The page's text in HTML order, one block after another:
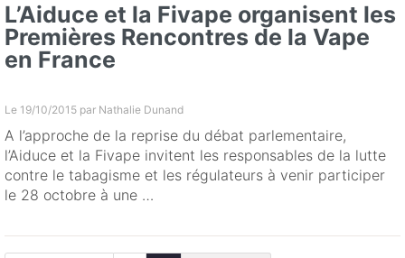
L’Aiduce et la Fivape organisent les
Premières Rencontres de la Vape
en France
Le 19/10/2015 par Nathalie Dunand
A l’approche de la reprise du débat parlementaire,
l’Aiduce et la Fivape invitent les responsables de la lutte
contre le tabagisme et les régulateurs à venir participer
le 28 octobre à une …